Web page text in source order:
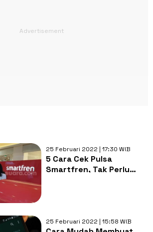
25 Februari 2022 | 17:30 WIB
5 Cara Cek Pulsa
Smartfren, Tak Perlu
25 Februari 2022 | 15:58 WIB